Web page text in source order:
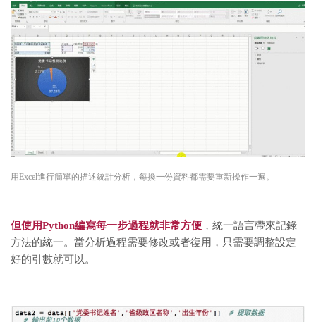
用Excel進行簡單的描述統計分析，每換一份資料都需要重新操作一遍。
但使用Python編寫每一步過程就非常方便 ，統一語言帶來記錄
方法的統一。當分析過程需要修改或者復用，只需要調整設定
好的引數就可以。